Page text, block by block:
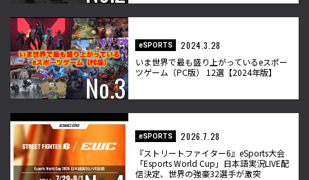
eSPORTS
2024.3.28
いま世界で最も盛り上がっているeスポー
ツゲーム（PC版） 12選【2024年版】
eSPORTS
2026.7.28
『ストリートファイター6』eSports大会
「Esports World Cup」日本語実況LIVE配
信決定、世界の強豪32選手が激突